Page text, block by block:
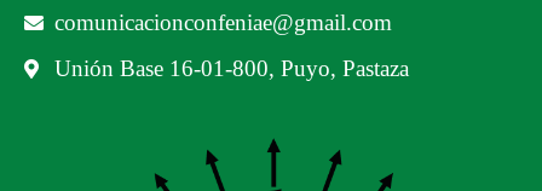
comunicacionconfeniae@gmail.com
Unión Base 16-01-800, Puyo, Pastaza